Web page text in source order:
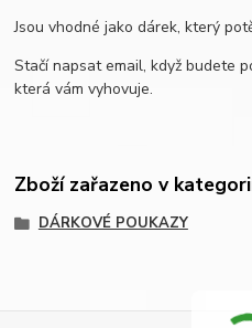
Jsou vhodné jako dárek, který
Stačí napsat email, když budete
která vám vyhovuje.
Zboží zařazeno v
DÁRKOVÉ POUKAZY